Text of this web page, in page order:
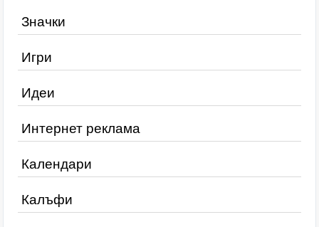
Значки
Игри
Идеи
Интернет реклама
Календари
Калъфи